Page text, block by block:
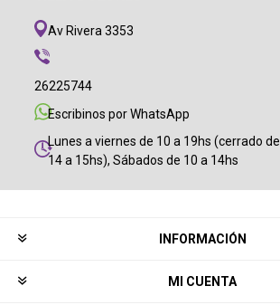
Av Rivera 3353
26225744
Escribinos por WhatsApp
Lunes a viernes de 10 a 19hs (cerrado de
14 a 15hs), Sábados de 10 a 14hs
INFORMACIÓN
MI CUENTA